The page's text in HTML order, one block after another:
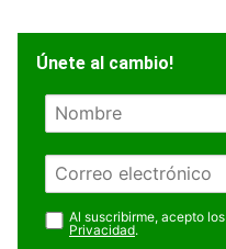
Únete al cambio!
N
r
e
E
m
a
i
Al suscribirme, acepto los
Privacidad.